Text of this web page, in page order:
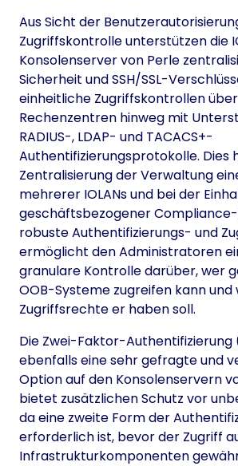
Aus Sicht der
Zugriffskontrolle unterstützen die
Konsolenserver von Perle
Sicherheit und SSH/SSL-
einheitliche Zugriffskontrollen
Rechenzentren hinweg mit
RADIUS-, LDAP- und TACACS+-
Authentifizierungsprotokolle. Dies
Zentralisierung der Verwaltung
mehrerer IOLANs und bei der
geschäftsbezogener Compliance-
robuste Authentifizierungs- und
ermöglicht den Administratoren
granulare Kontrolle darüber, wer
OOB-Systeme zugreifen kann und
Zugriffsrechte er haben soll.
Die Zwei-Faktor-Authentifizierung
ebenfalls eine sehr gefragte und
Option auf den Konsolenservern
bietet zusätzlichen Schutz vor
da eine zweite Form der
erforderlich ist, bevor der Zugriff
Infrastrukturkomponenten